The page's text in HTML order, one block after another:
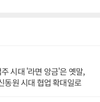
시대 '라면 앙금'은 옛말,
동원 시대 협업 확대일로